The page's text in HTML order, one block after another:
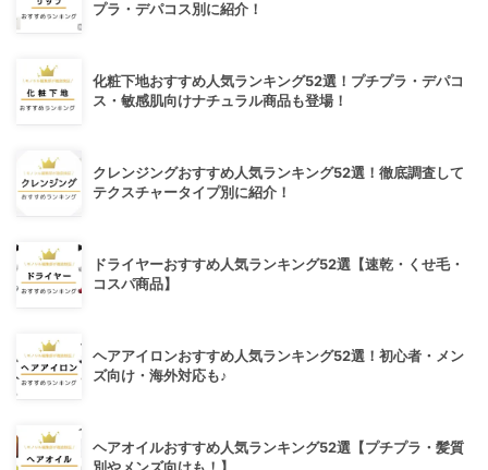
プラ・デパコス別に紹介！
化粧下地おすすめ人気ランキング52選！プチプラ・デパコ
ス・敏感肌向けナチュラル商品も登場！
クレンジングおすすめ人気ランキング52選！徹底調査して
テクスチャータイプ別に紹介！
ドライヤーおすすめ人気ランキング52選【速乾・くせ毛・
コスパ商品】
ヘアアイロンおすすめ人気ランキング52選！初心者・メン
ズ向け・海外対応も♪
ヘアオイルおすすめ人気ランキング52選【プチプラ・髪質